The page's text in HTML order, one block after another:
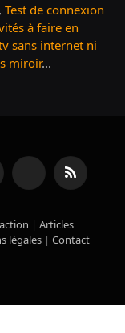
, Test de connexion
à faire en
sans internet ni
miroir...
TikTok RSS
| Articles
légales | Contact